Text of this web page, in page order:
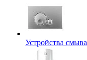
Устройства смыва